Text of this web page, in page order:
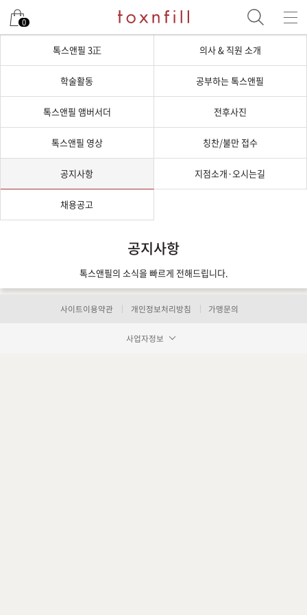
0
톡스앤필 3正 의사 & 직원 소개
학술활동 공부하는 톡스앤필
톡스앤필 앰버서더 전후사진
톡스앤필 영상 칭찬/불만 접수
공지사항 지점소개·오시는길
채용공고
공지사항
톡스앤필의 소식을 빠르게 전해드립니다.
사이트이용약관 개인정보처리방침 가맹문의
사업자정보